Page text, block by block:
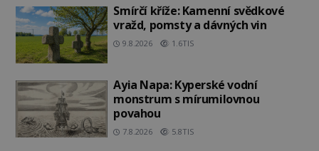
Smírčí kříže: Kamenní svědkové
vražd, pomsty a dávných vin
9.8.2026 1.6TIS
Ayia Napa: Kyperské vodní
monstrum s mírumilovnou
povahou
7.8.2026 5.8TIS